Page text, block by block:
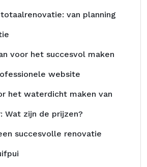
van planning
voor het succesvol maken
website
het waterdicht maken van
Wat zijn de prijzen?
succesvolle renovatie